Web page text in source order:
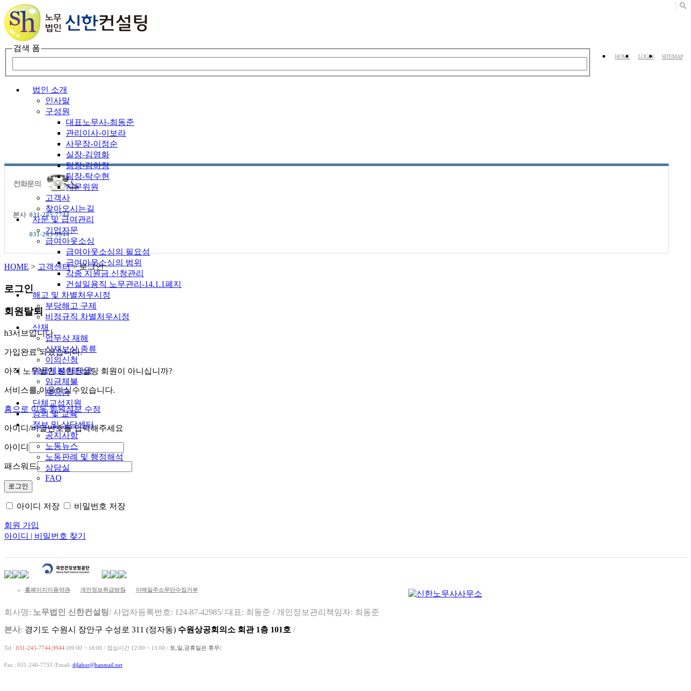
HOME LOGIN SITEMAP
검색 폼
법인 소개
인사말
구성원
대표노무사-최동준
관리이사-이보라
사무장-이정순
실장-김영화
팀장-김하정
팀장-탁수현
자문위원
고객사
찾아오시는길
자문 및 급여관리
기업자문
급여아웃소싱
급여아웃소싱의 필요성
급여아웃소싱의 범위
각종 지원금 신청관리
건설일용직 노무관리-14.1.1폐지
해고 및 차별처우시정
부당해고 구제
비정규직 차별처우시정
산재
업무상 재해
산재보상 종류
이의신청
임금체불/체당금
임금체불
체당금
단체교섭지원
강의 및 교육
정보 및 상담센터
공지사항
노동뉴스
노동판례 및 행정해석
상담실
FAQ
본사 031-245-7744
031-245-9944
HOME > 고객센터>로그인
로그인
회원탈퇴
h3서브입니다.
가입완료 되셨습니다.
아직 노무법인 신한컨설팅 회원이 아니십니까?
서비스를 이용하실수있습니다.
홈으로 이동 회원정보 수정
아이디/비밀번호를 입력해주세요
아이디
패스워드
아이디 저장 비밀번호 저장
회원 가입
아이디 | 비밀번호 찾기
홈페이지이용약관 개인정보취급방침 이메일주소무단수집거부
회사명: 노무법인 신한컨설팅/ 사업자등록번호: 124-87-42985/ 대표: 최동준 / 개인정보관리책임자: 최동준
본사: 경기도 수원시 장안구 수성로 311 (정자동) 수원상공회의소 회관 1층 101호 /
Tel : 031-245-7744,9944 (09:00 ~ 18:00 / 점심시간 12:00 ~ 13:00 / 토,일,공휴일은 휴무)
Fax : 031-246-7733 /Email: djlabor@hanmail.net